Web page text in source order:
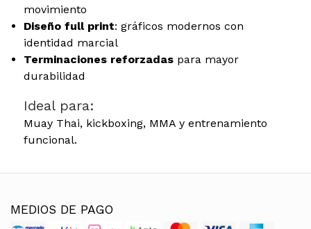
movimiento
Diseño full print: gráficos modernos con
identidad marcial
Terminaciones reforzadaspara mayor
durabilidad
Ideal para:
Muay Thai, kickboxing, MMA y entrenamiento
funcional.
MEDIOS DE PAGO